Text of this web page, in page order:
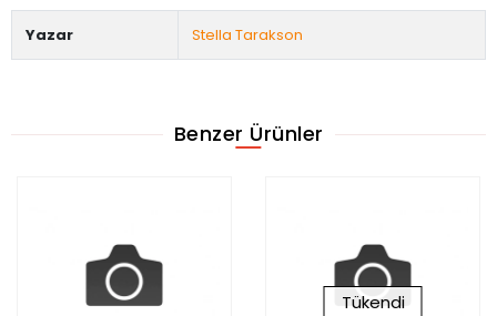
Yazar Stella Tarakson
Benzer Ürünler
Tükendi